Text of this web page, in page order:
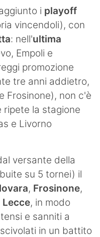
i playoff
vincendoli), con
: nell'ultima
Empoli e
promozione
tre anni addietro,
Frosinone), non c'è
ripete la stagione
e Livorno
versante della
su 5 tornei) il
, Frosinone,
Lecce, in modo
e sanniti a
in un battito